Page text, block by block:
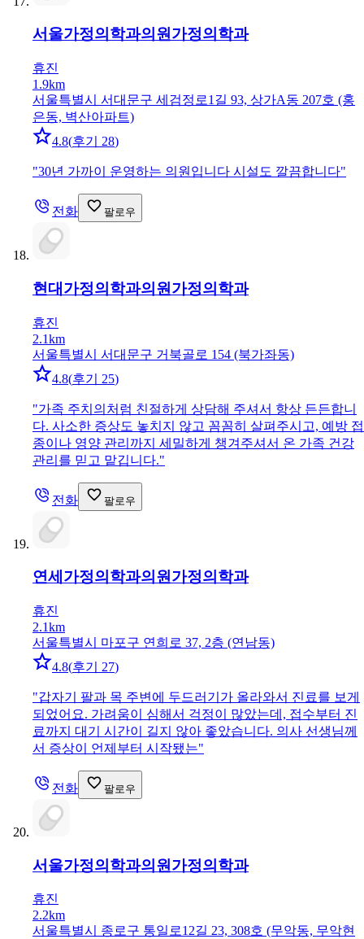
서울가정의학과의원가정의학과
휴진
1.9km
서울특별시 서대문구 세검정로1길 93, 상가A동 207호 (홍
은동, 벽산아파트)
4.8(후기 28)
"30년 가까이 운영하는 의원입니다 시설도 깔끔합니다"
전화 팔로우
현대가정의학과의원 가정의학과
휴진
2.1km
서울특별시 서대문구 거북골로 154 (북가좌동)
4.8(후기 25)
"가족 주치의처럼 친절하게 상담해 주셔서 항상 든든합니
다. 사소한 증상도 놓치지 않고 꼼꼼히 살펴주시고, 예방 접
종이나 영양 관리까지 세밀하게 챙겨주셔서 온 가족 건강
관리를 믿고 맡깁니다."
전화 팔로우
연세가정의학과의원가정의학과
휴진
2.1km
서울특별시 마포구 연희로 37, 2층 (연남동)
4.8(후기 27)
"갑자기 팔과 목 주변에 두드러기가 올라와서 진료를 보게
되었어요. 가려움이 심해서 걱정이 많았는데, 접수부터 진
료까지 대기 시간이 길지 않아 좋았습니다. 의사 선생님께
서 증상이 언제부터 시작됐는"
전화 팔로우
서울가정의학과의원 가정의학과
휴진
2.2km
서울특별시 종로구 통일로12길 23, 308호 (무악동, 무악현